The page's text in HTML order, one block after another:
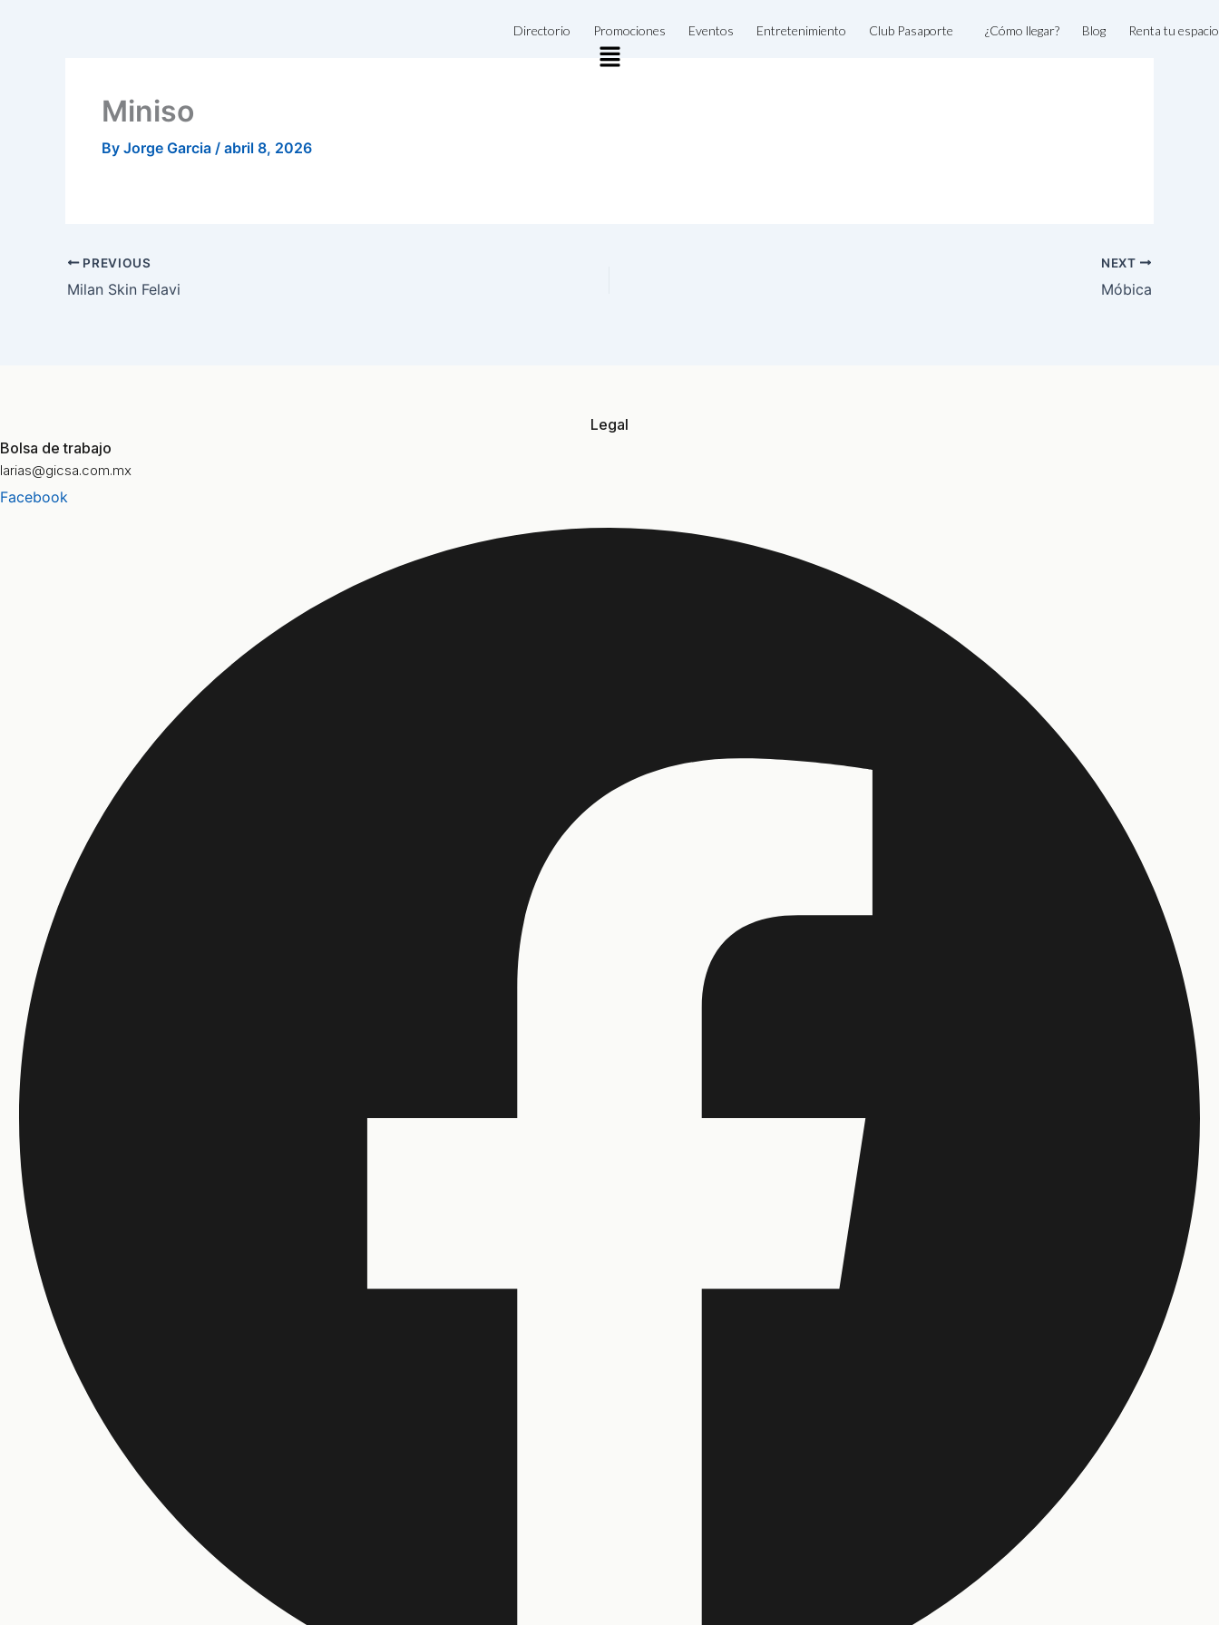
Directorio Promociones Eventos Entretenimiento Club Pasaporte ¿Cómo llegar? Blog Renta tu espacio
Miniso
By Jorge Garcia / abril 8, 2026
PREVIOUS
Milan Skin Felavi
NEXT
Móbica
Legal
Bolsa de trabajo
larias@gicsa.com.mx
Facebook